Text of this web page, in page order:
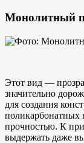
Монолитный
Этот вид —
значительно
для создания
поликарбонатных
прочностью. К
выдержать даже